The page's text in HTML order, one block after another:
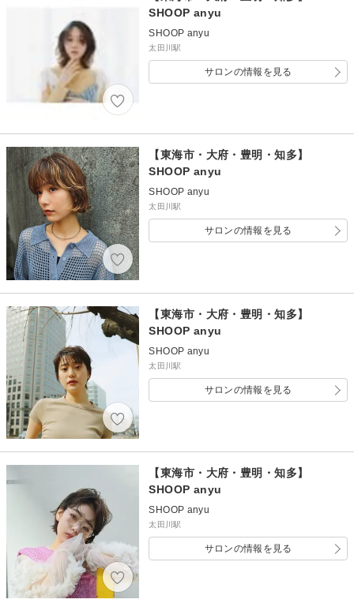
SHOOP anyu
SHOOP anyu
太田川駅
サロンの情報を見る
【東海市・大府・豊明・知多】
SHOOP anyu
SHOOP anyu
太田川駅
サロンの情報を見る
【東海市・大府・豊明・知多】
SHOOP anyu
SHOOP anyu
太田川駅
サロンの情報を見る
【東海市・大府・豊明・知多】
SHOOP anyu
SHOOP anyu
太田川駅
サロンの情報を見る